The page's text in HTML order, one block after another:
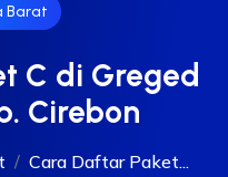
Barat
C di Greged
Cirebon
Cara Daftar Paket...